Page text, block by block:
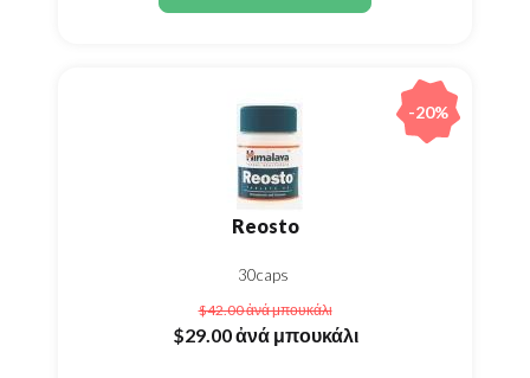
Reosto
30caps
$42.00ἀνά μπουκάλι
$29.00ἀνά μπουκάλι
-20%